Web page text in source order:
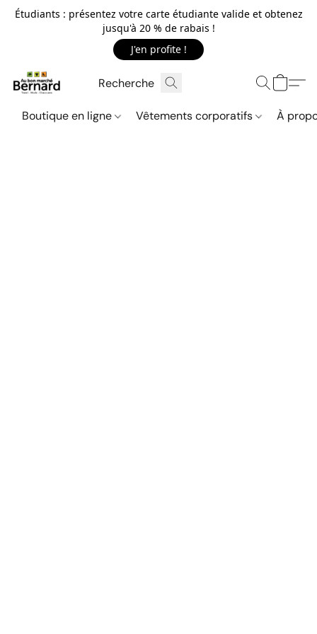
Étudiants : présentez votre carte étudiante valide et obtenez
jusqu'à 20 % de rabais !
J'en profite !
Boutique en ligne Vêtements corporatifs À